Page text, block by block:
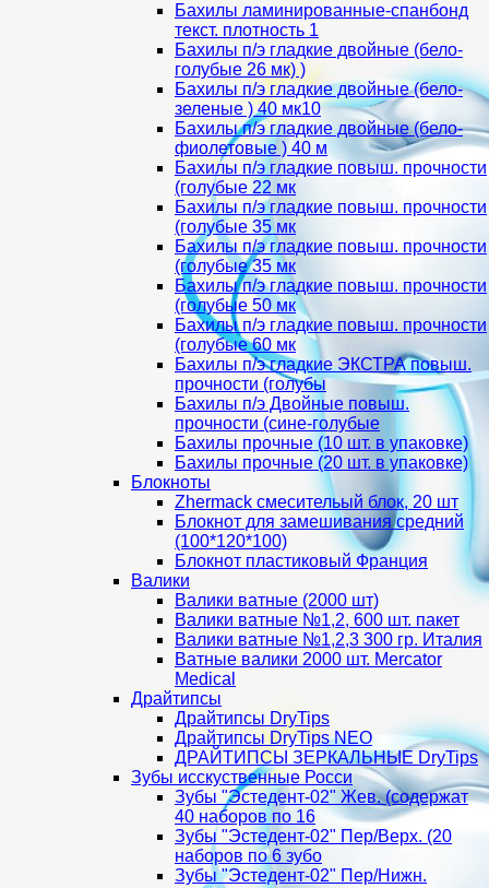
Бахилы ламинированные-спанбонд
текст. плотность 1
Бахилы п/э гладкие двойные (бело-
голубые 26 мк) )
Бахилы п/э гладкие двойные (бело-
зеленые ) 40 мк10
Бахилы п/э гладкие двойные (бело-
фиолетовые ) 40 м
Бахилы п/э гладкие повыш. прочности
(голубые 22 мк
Бахилы п/э гладкие повыш. прочности
(голубые 35 мк
Бахилы п/э гладкие повыш. прочности
(голубые 35 мк
Бахилы п/э гладкие повыш. прочности
(голубые 50 мк
Бахилы п/э гладкие повыш. прочности
(голубые 60 мк
Бахилы п/э гладкие ЭКСТРА повыш.
прочности (голубы
Бахилы п/э Двойные повыш.
прочности (сине-голубые
Бахилы прочные (10 шт. в упаковке)
Бахилы прочные (20 шт. в упаковке)
Блокноты
Zhermack смесительый блок, 20 шт
Блокнот для замешивания средний
(100*120*100)
Блокнот пластиковый Франция
Валики
Валики ватные (2000 шт)
Валики ватные №1,2, 600 шт. пакет
Валики ватные №1,2,3 300 гр. Италия
Ватные валики 2000 шт. Mercator
Medical
Драйтипсы
Драйтипсы DryTips
Драйтипсы DryTips NEO
ДРАЙТИПСЫ ЗЕРКАЛЬНЫЕ DryTips
Зубы исскуственные Росси
Зубы "Эстедент-02" Жев. (содержат
40 наборов по 16
Зубы "Эстедент-02" Пер/Верх. (20
наборов по 6 зубо
Зубы "Эстедент-02" Пер/Нижн.